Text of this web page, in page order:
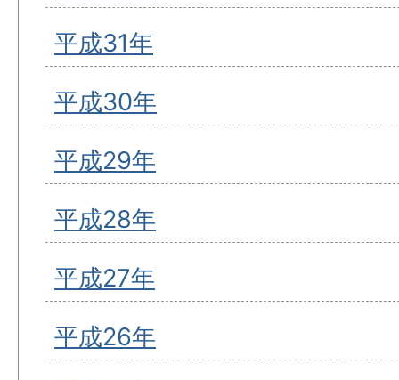
平成31年
平成30年
平成29年
平成28年
平成27年
平成26年